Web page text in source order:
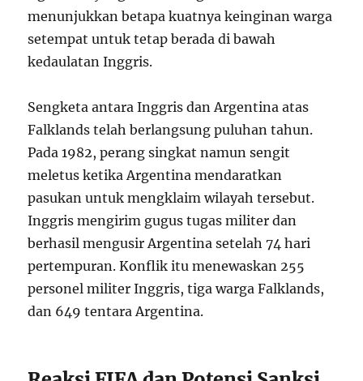
menunjukkan betapa kuatnya keinginan warga
setempat untuk tetap berada di bawah
kedaulatan Inggris.
Sengketa antara Inggris dan Argentina atas
Falklands telah berlangsung puluhan tahun.
Pada 1982, perang singkat namun sengit
meletus ketika Argentina mendaratkan
pasukan untuk mengklaim wilayah tersebut.
Inggris mengirim gugus tugas militer dan
berhasil mengusir Argentina setelah 74 hari
pertempuran. Konflik itu menewaskan 255
personel militer Inggris, tiga warga Falklands,
dan 649 tentara Argentina.